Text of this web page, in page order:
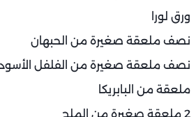
ورق لورا
نصف ملعقة صغيرة من الحبهان
نصف ملعقة صغيرة من الفلفل
ملعقة من البابريكا
2 ملعقة صغيرة من الملح